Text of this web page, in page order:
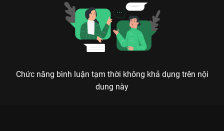
Chức năng bình luận tạm thời không khả dụng trên nội
dung này